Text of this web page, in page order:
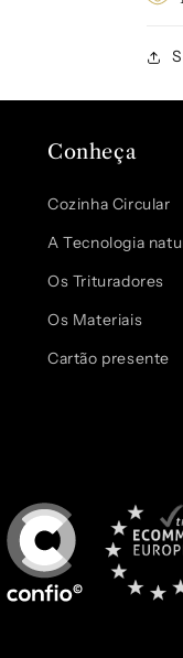
Conheça
Cozinha Circular
A Tecnologia
Os Trituradores
Os Materiais
Cartão presente